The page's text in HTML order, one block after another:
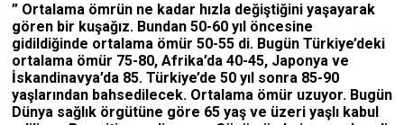
” Ortalama ömrün ne kadar hızla değiştiğini yaşayarak
gören bir kuşağız. Bundan 50-60 yıl öncesine
gidildiğinde ortalama ömür 50-55 di. Bugün Türkiye’deki
ortalama ömür 75-80, Afrika’da 40-45, Japonya ve
İskandinavya’da 85. Türkiye’de 50 yıl sonra 85-90
yaşlarından bahsedilecek. Ortalama ömür uzuyor. Bugün
Dünya sağlık örgütüne göre 65 yaş ve üzeri yaşlı kabul